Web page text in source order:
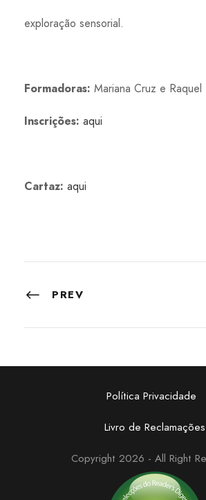
exploração sensorial.
Formadoras: Mariana Cruz e Raquel
Inscrições: aqui
Cartaz: aqui
PREV
Política Privacidade
Livro de Reclamações
Copyright 2026 - All Right